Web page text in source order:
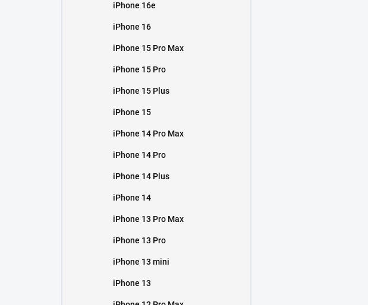
iPhone 16e
iPhone 16
iPhone 15 Pro Max
iPhone 15 Pro
iPhone 15 Plus
iPhone 15
iPhone 14 Pro Max
iPhone 14 Pro
iPhone 14 Plus
iPhone 14
iPhone 13 Pro Max
iPhone 13 Pro
iPhone 13 mini
iPhone 13